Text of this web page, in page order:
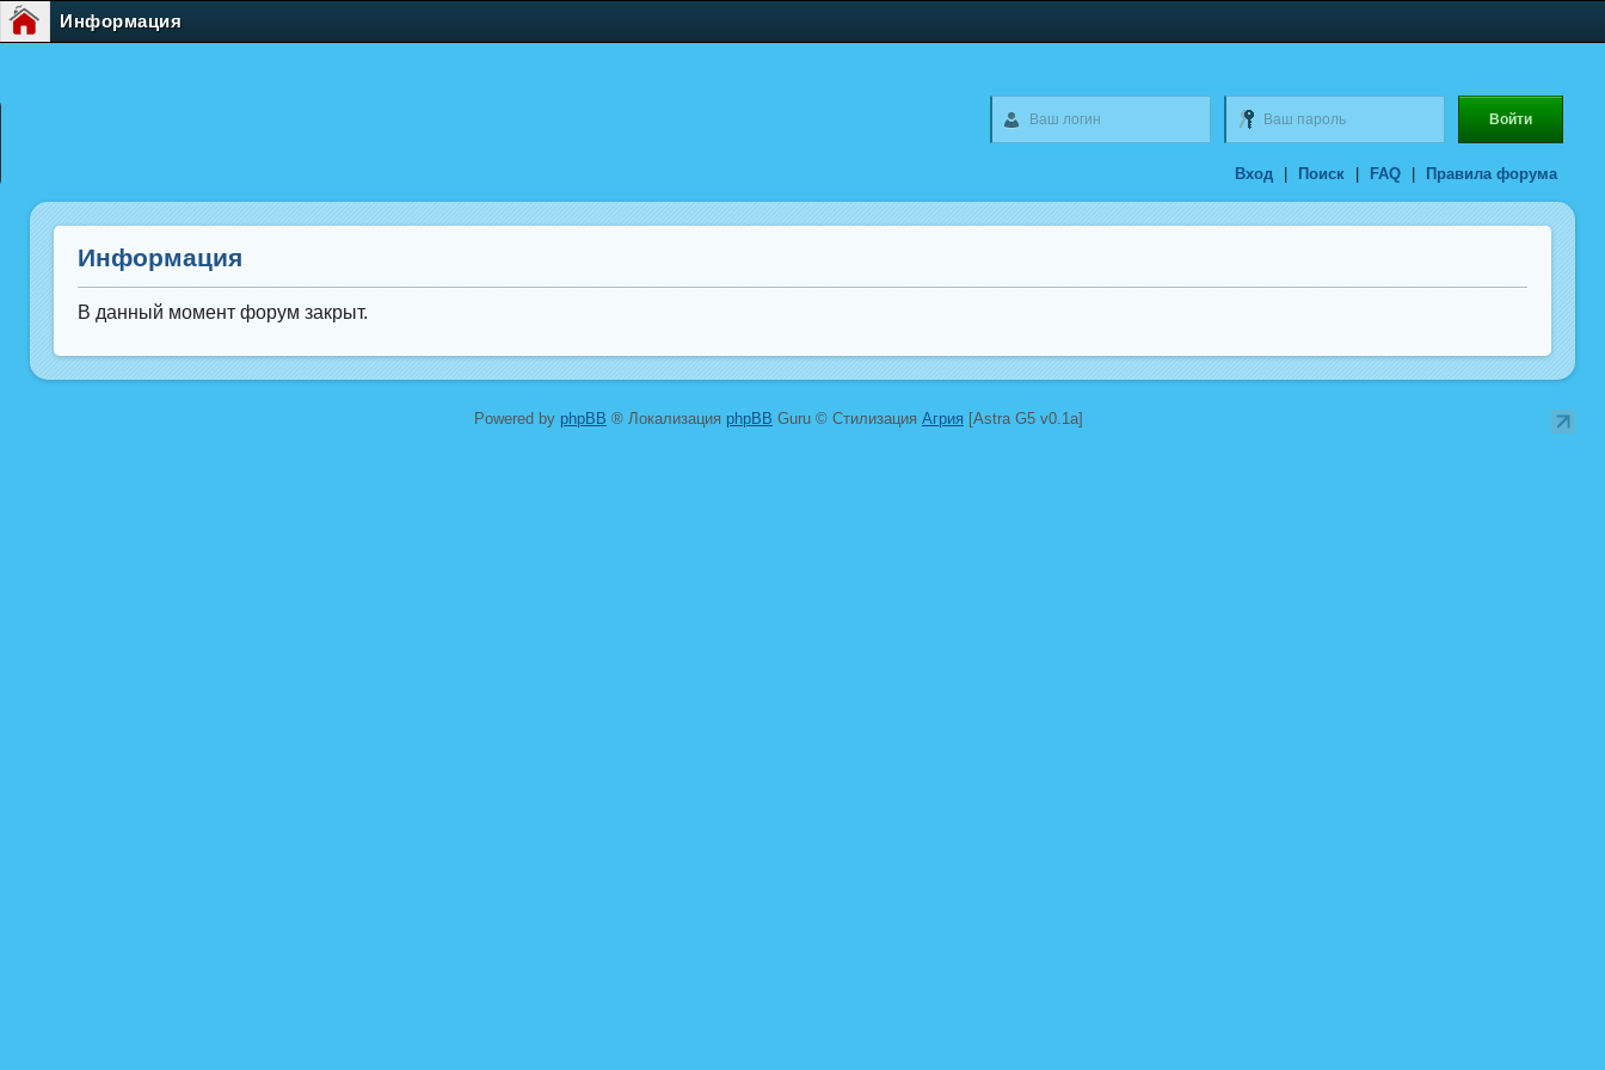
Информация
Вход Поиск FAQ Правила форума
Информация
В данный момент форум закрыт.
Powered by phpBB ® Локализация phpBB Guru © Стилизация Агрия [Astra G5 v0.1a]